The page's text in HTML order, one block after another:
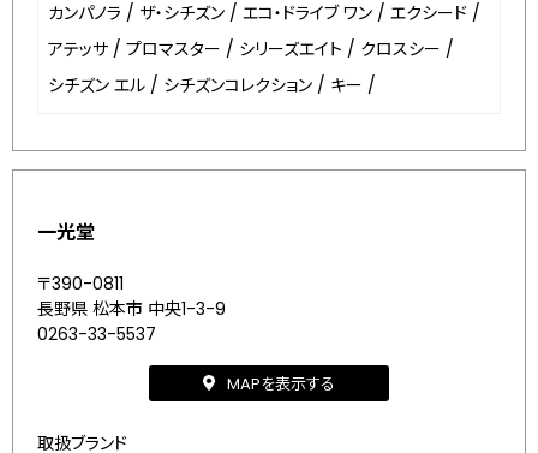
カンパノラ / ザ・シチズン / エコ・ドライブ ワン / エクシード /
アテッサ / プロマスター / シリーズエイト / クロスシー /
シチズン エル / シチズンコレクション / キー /
一光堂
〒390-0811
長野県 松本市 中央1-3-9
0263-33-5537
MAPを表示する
取扱ブランド